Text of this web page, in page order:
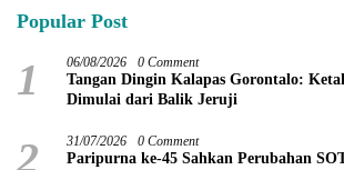
Popular Post
1 06/08/2026 0 Comment
Tangan Dingin Kalapas Gorontalo:
Dimulai dari Balik Jeruji
2 31/07/2026 0 Comment
Paripurna ke-45 Sahkan Perubahan